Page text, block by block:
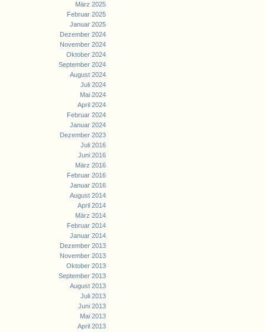
März 2025
Februar 2025
Januar 2025
Dezember 2024
November 2024
Oktober 2024
September 2024
August 2024
Juli 2024
Mai 2024
April 2024
Februar 2024
Januar 2024
Dezember 2023
Juli 2016
Juni 2016
März 2016
Februar 2016
Januar 2016
August 2014
April 2014
März 2014
Februar 2014
Januar 2014
Dezember 2013
November 2013
Oktober 2013
September 2013
August 2013
Juli 2013
Juni 2013
Mai 2013
April 2013